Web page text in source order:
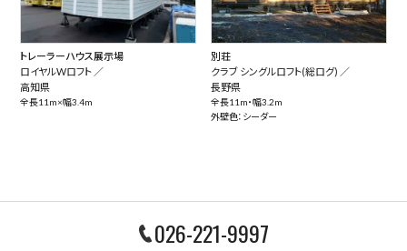
トレーラーハウス展示場
ロイヤルWロフト ／
高知県
全長11m×幅3.4m
別荘
クラブ シングルロフト(総ログ) ／
長野県
全長11m・幅3.2m
外壁色：シーダー
026-221-9997